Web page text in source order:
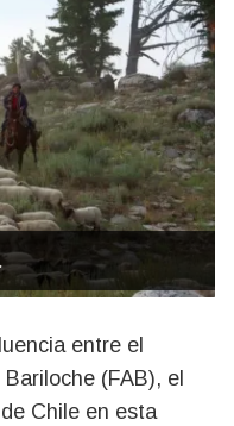
(FAB), el
Chile en esta